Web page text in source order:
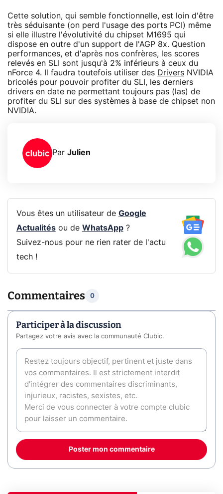
Cette solution, qui semble fonctionnelle, est loin d'être
très séduisante (on perd l'usage des ports PCI) même
si elle illustre l'évolutivité du chipset M1695 qui
dispose en outre d'un support de l'AGP 8x. Question
performances, et d'après nos confrères, les scores
relevés en SLI sont jusqu'à 2% inférieurs à ceux du
nForce 4. Il faudra toutefois utiliser des Drivers NVIDIA
bricolés pour pouvoir profiter du SLI, les derniers
drivers en date ne permettant toujours pas (las) de
profiter du SLI sur des systèmes à base de chipset non
NVIDIA.
Par Julien
Vous êtes un utilisateur de Google
Actualitésou de WhatsApp?
Suivez-nous pour ne rien rater de l'actu
tech !
Commentaires 0
Participer à la discussion
Partagez votre avis avec la communauté Clubic.
Poster mon commentaire